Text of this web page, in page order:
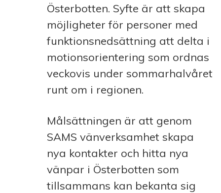
Österbotten. Syfte är att skapa
möjligheter för personer med
funktionsnedsättning att delta i
motionsorientering som ordnas
veckovis under sommarhalvåret
runt om i regionen.
Målsättningen är att genom
SAMS vänverksamhet skapa
nya kontakter och hitta nya
vänpar i Österbotten som
tillsammans kan bekanta sig